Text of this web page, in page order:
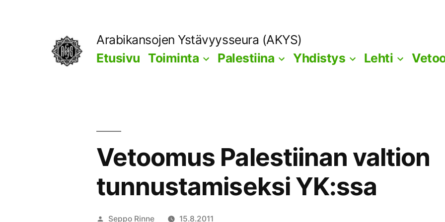
Arabikansojen Ystävyysseura (AKYS)
Etusivu Toiminta Palestiina Yhdistys Lehti
Vetoomus Palestiinan valtion
tunnustamiseksi YK:ssa
Artikkelin
Seppo Rinne 15.8.2011